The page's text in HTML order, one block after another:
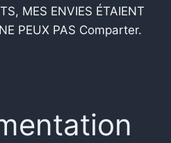
MES ENVIES ÉTAIENT
PEUX PAS Comparter.